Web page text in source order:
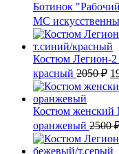
Ботинок
МС
Костюм Легион-
красный 2050₽
Костюм женский
оранжевый 2500